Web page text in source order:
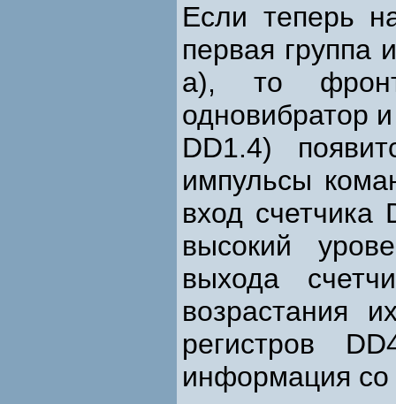
Если теперь
первая группа
а), то фронт
одновибратор
DD1.4)
импульсы
вход
высокий
выхода
возрастания
регистров
информация со